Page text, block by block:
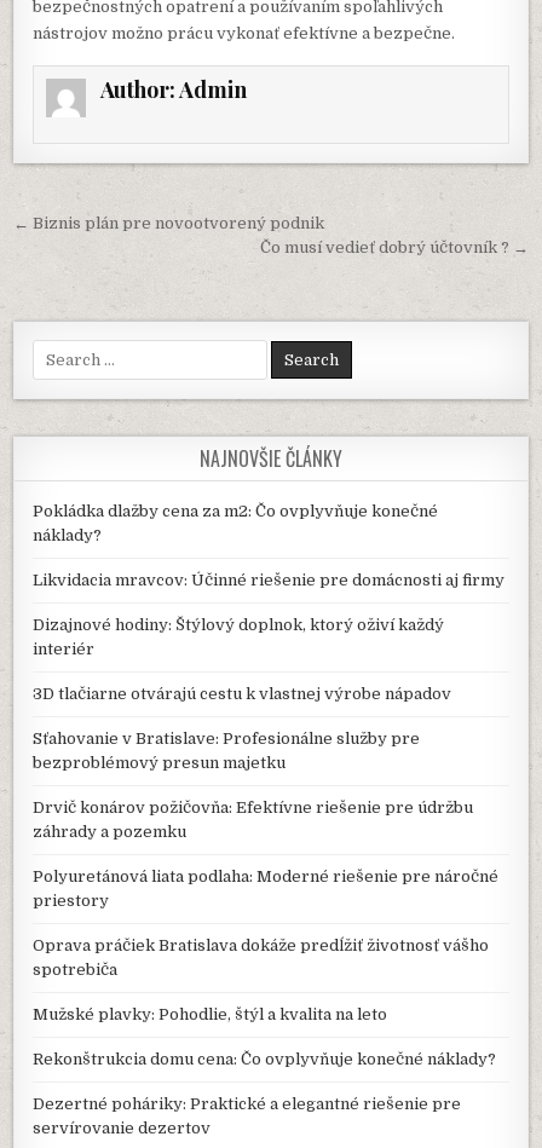
bezpečnostných opatrení a používaním spoľahlivých
nástrojov možno prácu vykonať efektívne a bezpečne.
Author:Admin
Navigácia
článku
← Biznis plán pre novootvorený podnik
Čo musí vedieť dobrý účtovník ? →
Search
for:
NAJNOVŠIE ČLÁNKY
Pokládka dlažby cena za m2: Čo ovplyvňuje konečné
náklady?
Likvidacia mravcov: Účinné riešenie pre domácnosti aj firmy
Dizajnové hodiny: Štýlový doplnok, ktorý oživí každý
interiér
3D tlačiarne otvárajú cestu k vlastnej výrobe nápadov
Sťahovanie v Bratislave: Profesionálne služby pre
bezproblémový presun majetku
Drvič konárov požičovňa: Efektívne riešenie pre údržbu
záhrady a pozemku
Polyuretánová liata podlaha: Moderné riešenie pre náročné
priestory
Oprava práčiek Bratislava dokáže predĺžiť životnosť vášho
spotrebiča
Mužské plavky: Pohodlie, štýl a kvalita na leto
Rekonštrukcia domu cena: Čo ovplyvňuje konečné náklady?
Dezertné poháriky: Praktické a elegantné riešenie pre
servírovanie dezertov